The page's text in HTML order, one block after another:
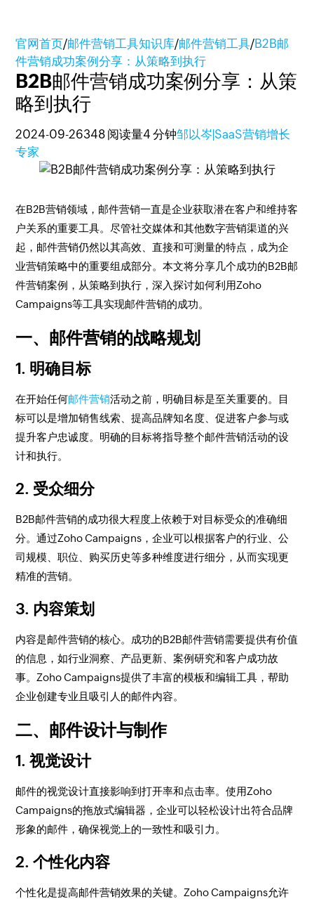
官网首页/邮件营销工具知识库/邮件营销工具/B2B邮
件营销成功案例分享：从策略到执行
B2B邮件营销成功案例分享：从策
略到执行
2024-09-26348 阅读量4 分钟邹以岑|SaaS营销增长
专家
在B2B营销领域，邮件营销一直是企业获取潜在客户和维持客
户关系的重要工具。尽管社交媒体和其他数字营销渠道的兴
起，邮件营销仍然以其高效、直接和可测量的特点，成为企
业营销策略中的重要组成部分。本文将分享几个成功的B2B邮
件营销案例，从策略到执行，深入探讨如何利用Zoho
Campaigns等工具实现邮件营销的成功。
一、邮件营销的战略规划
1. 明确目标
在开始任何邮件营销活动之前，明确目标是至关重要的。目
标可以是增加销售线索、提高品牌知名度、促进客户参与或
提升客户忠诚度。明确的目标将指导整个邮件营销活动的设
计和执行。
2. 受众细分
B2B邮件营销的成功很大程度上依赖于对目标受众的准确细
分。通过Zoho Campaigns，企业可以根据客户的行业、公
司规模、职位、购买历史等多种维度进行细分，从而实现更
精准的营销。
3. 内容策划
内容是邮件营销的核心。成功的B2B邮件营销需要提供有价值
的信息，如行业洞察、产品更新、案例研究和客户成功故
事。Zoho Campaigns提供了丰富的模板和编辑工具，帮助
企业创建专业且吸引人的邮件内容。
二、邮件设计与制作
1. 视觉设计
邮件的视觉设计直接影响到打开率和点击率。使用Zoho
Campaigns的拖放式编辑器，企业可以轻松设计出符合品牌
形象的邮件，确保视觉上的一致性和吸引力。
2. 个性化内容
个性化是提高邮件营销效果的关键。Zoho Campaigns允许